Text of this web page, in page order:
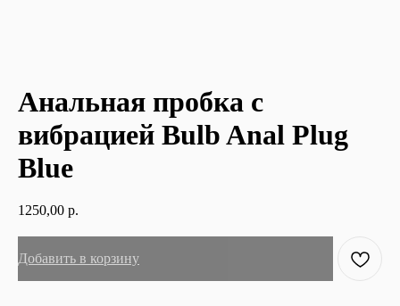
Анальная пробка с
вибрацией Bulb Anal Plug
Blue
1250,00 р.
Добавить в корзину